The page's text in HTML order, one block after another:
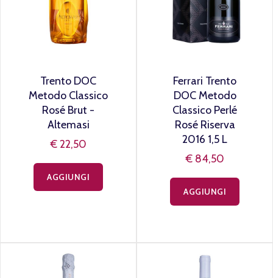
Trento DOC
Metodo Classico
Rosé Brut -
Altemasi
€ 22,50
AGGIUNGI
Ferrari Trento
DOC Metodo
Classico Perlé
Rosé Riserva
2016 1,5 L
€ 84,50
AGGIUNGI